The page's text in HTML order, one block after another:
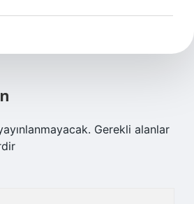
Gerekli alanlar